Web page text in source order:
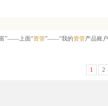
富”——上面“资管”——“我的资管产品账
1 2